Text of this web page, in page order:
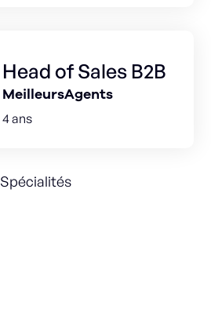
Head of Sales B2B
MeilleursAgents
4 ans
Spécialités